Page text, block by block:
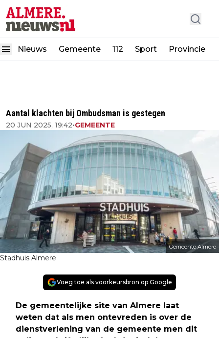
Nieuws Gemeente 112 Sport Provincie
Aantal klachten bij Ombudsman is gestegen
20 JUN 2025, 19:42•GEMEENTE
Gemeente Almere
Stadhuis Almere
Voeg toe als voorkeursbron op Google
De gemeentelijke site van Almere laat
weten dat als men ontevreden is over de
dienstverlening van de gemeente men dit